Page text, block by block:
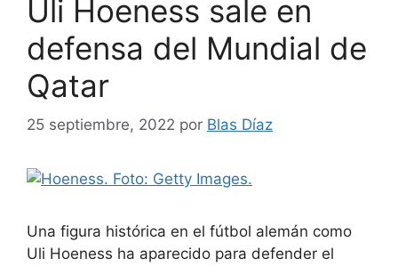
Uli Hoeness sale en
defensa del Mundial de
Qatar
25 septiembre, 2022 por Blas Díaz
Una figura histórica en el fútbol alemán como
Uli Hoeness ha aparecido para defender el